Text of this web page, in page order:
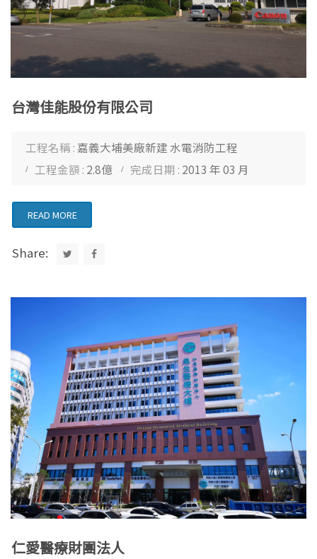
台灣佳能股份有限公司
工程名稱 : 嘉義大埔美廠新建 水電消防工程
工程金額 : 2.8億 完成日期 : 2013 年 03 月
READ MORE
Share:
仁愛醫療財團法人